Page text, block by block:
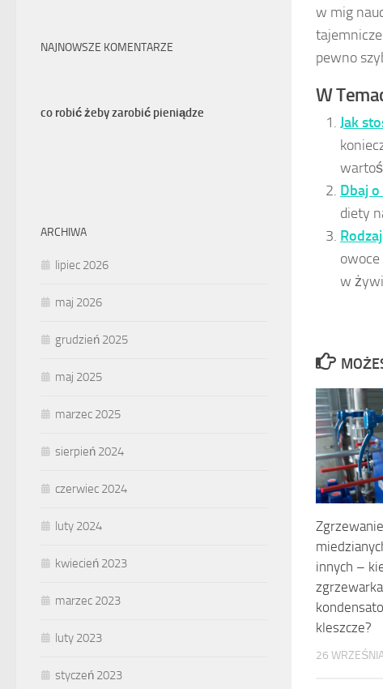
w mig
pewno
W
Jak
Dbaj
diety
w
innych –
zgrzewarka
kleszcze?
26
NAJNOWSZE KOMENTARZE
co robić żeby zarobić pieniądze
ARCHIWA
lipiec 2026
maj 2026
grudzień 2025
maj 2025
marzec 2025
sierpień 2024
czerwiec 2024
luty 2024
kwiecień 2023
marzec 2023
luty 2023
styczeń 2023